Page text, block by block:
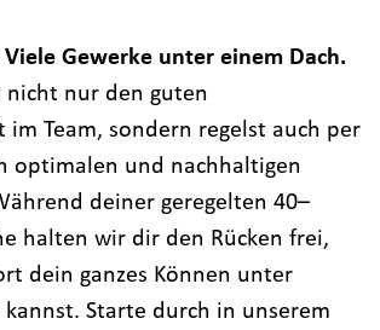
Gewerke unter einem Dach.
nicht nur den guten
im Team, sondern regelst auch per
optimalen und nachhaltigen
deiner geregelten 40–
halten wir dir den Rücken frei,
dein ganzes Können unter
kannst. Starte durch in unserem